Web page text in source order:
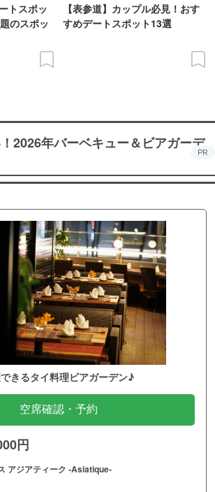
トスポッ
のスポッ
【表参道】カップル必見！おす
すめデートスポット13選
2026年バーベキュー＆ビアガーデ
PR
きるタイ料理ビアガーデン♪
空席確認・予約
円
アジアティーク ‐Asiatique‐